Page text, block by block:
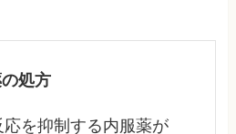
処方
を抑制する内服薬が